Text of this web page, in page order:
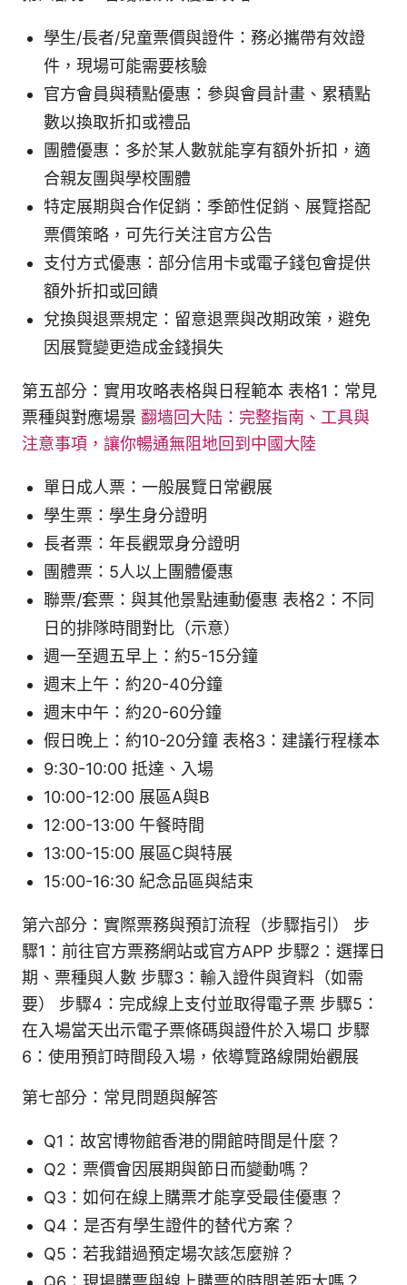
學生/長者/兒童票價與證件：務必攜帶有效證
件，現場可能需要核驗
官方會員與積點優惠：參與會員計畫、累積點
數以換取折扣或禮品
團體優惠：多於某人數就能享有額外折扣，適
合親友團與學校團體
特定展期與合作促銷：季節性促銷、展覽搭配
票價策略，可先行关注官方公告
支付方式優惠：部分信用卡或電子錢包會提供
額外折扣或回饋
兌換與退票規定：留意退票與改期政策，避免
因展覽變更造成金錢損失
第五部分：實用攻略表格與日程範本 表格1：常見
票種與對應場景 翻墙回大陆：完整指南、工具與
注意事項，讓你暢通無阻地回到中國大陸
單日成人票：一般展覽日常觀展
學生票：學生身分證明
長者票：年長觀眾身分證明
團體票：5人以上團體優惠
聯票/套票：與其他景點連動優惠 表格2：不同
日的排隊時間對比（示意）
週一至週五早上：約5-15分鐘
週末上午：約20-40分鐘
週末中午：約20-60分鐘
假日晚上：約10-20分鐘 表格3：建議行程樣本
9:30-10:00 抵達、入場
10:00-12:00 展區A與B
12:00-13:00 午餐時間
13:00-15:00 展區C與特展
15:00-16:30 紀念品區與結束
第六部分：實際票務與預訂流程（步驟指引） 步
驟1：前往官方票務網站或官方APP 步驟2：選擇日
期、票種與人數 步驟3：輸入證件與資料（如需
要） 步驟4：完成線上支付並取得電子票 步驟5：
在入場當天出示電子票條碼與證件於入場口 步驟
6：使用預訂時間段入場，依導覽路線開始觀展
第七部分：常見問題與解答
Q1：故宮博物館香港的開館時間是什麼？
Q2：票價會因展期與節日而變動嗎？
Q3：如何在線上購票才能享受最佳優惠？
Q4：是否有學生證件的替代方案？
Q5：若我錯過預定場次該怎麼辦？